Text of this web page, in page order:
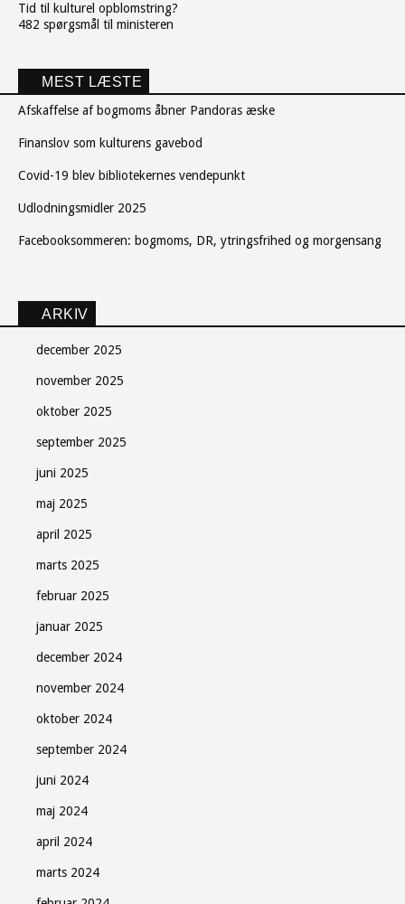
Tid til kulturel opblomstring?
482 spørgsmål til ministeren
MEST LÆSTE
Afskaffelse af bogmoms åbner Pandoras æske
Finanslov som kulturens gavebod
Covid-19 blev bibliotekernes vendepunkt
Udlodningsmidler 2025
Facebooksommeren: bogmoms, DR, ytringsfrihed og morgensang
ARKIV
december 2025
november 2025
oktober 2025
september 2025
juni 2025
maj 2025
april 2025
marts 2025
februar 2025
januar 2025
december 2024
november 2024
oktober 2024
september 2024
juni 2024
maj 2024
april 2024
marts 2024